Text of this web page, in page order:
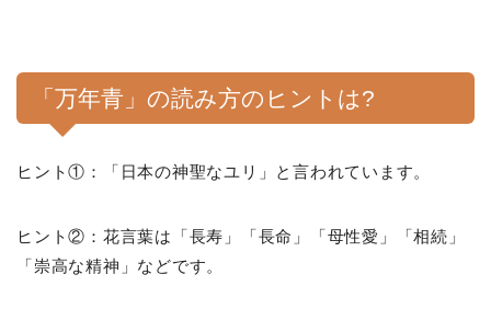
「万年青」の読み方のヒントは?
ヒント①：「日本の神聖なユリ」と言われています。
ヒント②：花言葉は「長寿」「長命」「母性愛」「相続」
「崇高な精神」などです。